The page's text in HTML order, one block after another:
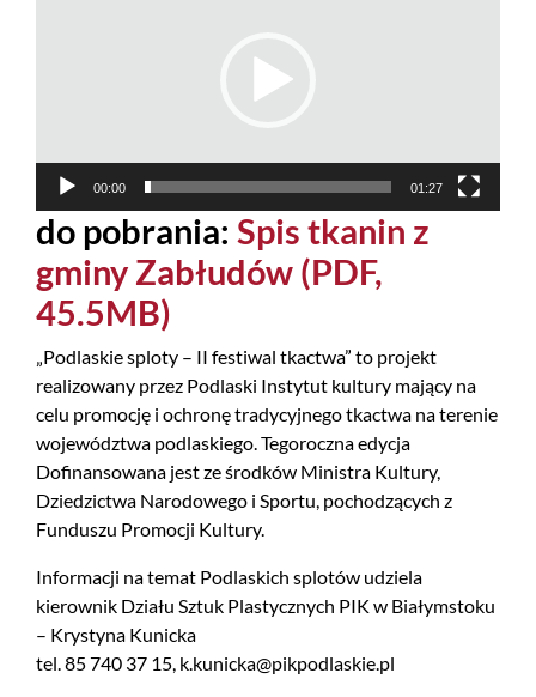
00:00 01:27
do pobrania: Spis tkanin z
gminy Zabłudów (PDF,
45.5MB)
„Podlaskie sploty – II festiwal tkactwa” to projekt
realizowany przez Podlaski Instytut kultury mający na
celu promocję i ochronę tradycyjnego tkactwa na terenie
województwa podlaskiego. Tegoroczna edycja
Dofinansowana jest ze środków Ministra Kultury,
Dziedzictwa Narodowego i Sportu, pochodzących z
Funduszu Promocji Kultury.
Informacji na temat Podlaskich splotów udziela
kierownik Działu Sztuk Plastycznych PIK w Białymstoku
– Krystyna Kunicka
tel. 85 740 37 15, k.kunicka@pikpodlaskie.pl